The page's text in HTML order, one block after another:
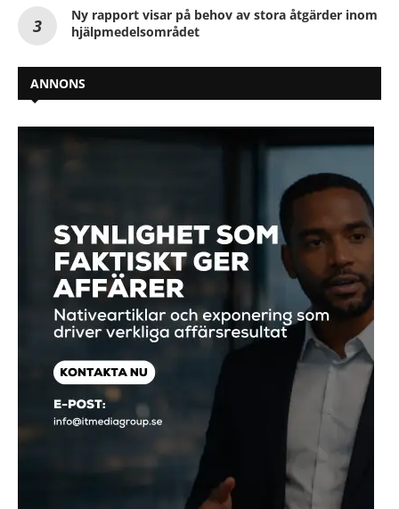
Ny rapport visar på behov av stora åtgärder inom
hjälpmedelsområdet
ANNONS